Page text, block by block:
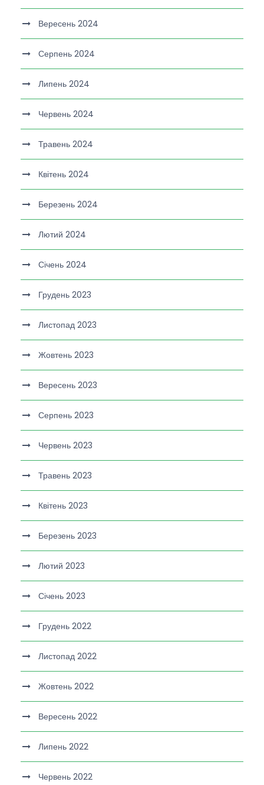
Вересень 2024
Серпень 2024
Липень 2024
Червень 2024
Травень 2024
Квітень 2024
Березень 2024
Лютий 2024
Січень 2024
Грудень 2023
Листопад 2023
Жовтень 2023
Вересень 2023
Серпень 2023
Червень 2023
Травень 2023
Квітень 2023
Березень 2023
Лютий 2023
Січень 2023
Грудень 2022
Листопад 2022
Жовтень 2022
Вересень 2022
Липень 2022
Червень 2022